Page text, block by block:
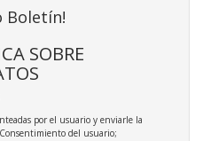
Boletín!
SOBRE
por el usuario y enviarle la
del usuario;